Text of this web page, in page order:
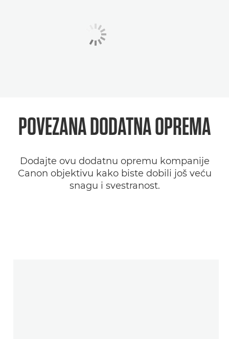
POVEZANADODATNA OPREMA
Dodajte ovu dodatnu opremu kompanije
Canon objektivu kako biste dobili još veću
snagu i svestranost.